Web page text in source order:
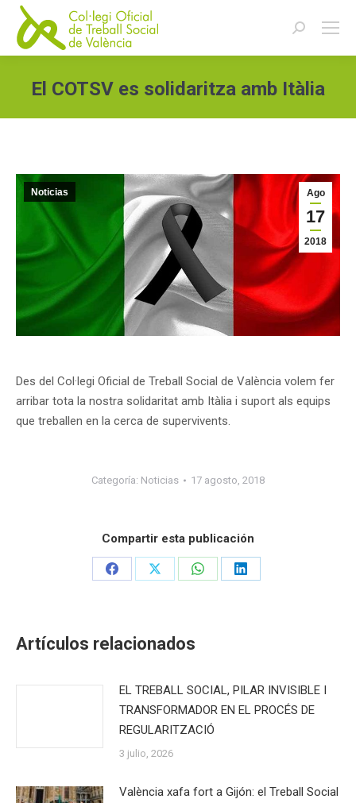
Buscar:
El COTSV es solidaritza amb Itàlia
Ago
17
2018
Noticias
Des del Col·legi Oficial de Treball Social de València volem fer
arribar tota la nostra solidaritat amb Itàlia i suport als equips
que treballen en la cerca de supervivents.
Categoría: Noticias 17 agosto, 2018
Compartir esta publicación
Share
Share
Share
Share
Artículos relacionados
EL TREBALL SOCIAL, PILAR INVISIBLE I
TRANSFORMADOR EN EL PROCÉS DE
REGULARITZACIÓ
3 julio, 2026
València xafa fort a Gijón: el Treball Social